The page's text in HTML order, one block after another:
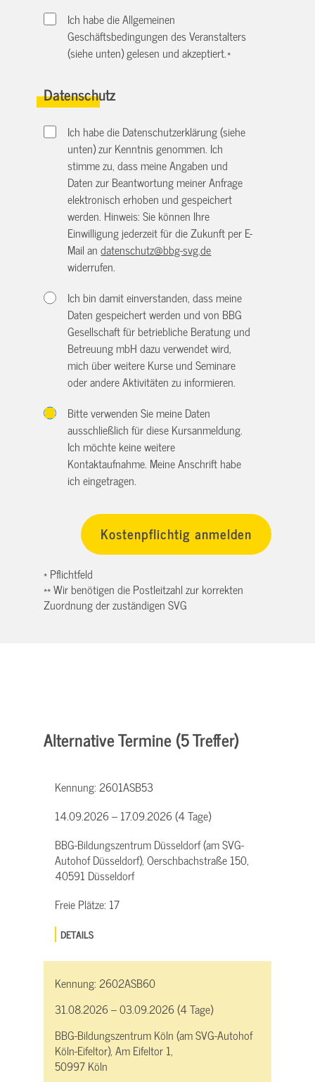
Ich habe die Allgemeinen
Geschäftsbedingungen des Veranstalters
(siehe unten) gelesen und akzeptiert.*
Datenschutz
Ich habe die Datenschutzerklärung (siehe
unten) zur Kenntnis genommen. Ich
stimme zu, dass meine Angaben und
Daten zur Beantwortung meiner Anfrage
elektronisch erhoben und gespeichert
werden. Hinweis: Sie können Ihre
Einwilligung jederzeit für die Zukunft per E-
Mail andatenschutz@bbg-svg.de
widerrufen.
Ich bin damit einverstanden, dass meine
Daten gespeichert werden und von BBG
Gesellschaft für betriebliche Beratung und
Betreuung mbH dazu verwendet wird,
mich über weitere Kurse und Seminare
oder andere Aktivitäten zu informieren.
Bitte verwenden Sie meine Daten
ausschließlich für diese Kursanmeldung.
Ich möchte keine weitere
Kontaktaufnahme. Meine Anschrift habe
ich eingetragen.
* Pflichtfeld
** Wir benötigen die Postleitzahl zur korrekten
Zuordnung der zuständigen SVG
Alternative Termine (5 Treffer)
Kennung:2601ASB53
14.09.2026 – 17.09.2026 (4 Tage)
BBG-Bildungszentrum Düsseldorf (am SVG-
Autohof Düsseldorf), Oerschbachstraße 150,
40591 Düsseldorf
Freie Plätze: 17
DETAILS
Kennung:2602ASB60
31.08.2026 – 03.09.2026 (4 Tage)
BBG-Bildungszentrum Köln (am SVG-Autohof
Köln-Eifeltor), Am Eifeltor 1,
50997 Köln